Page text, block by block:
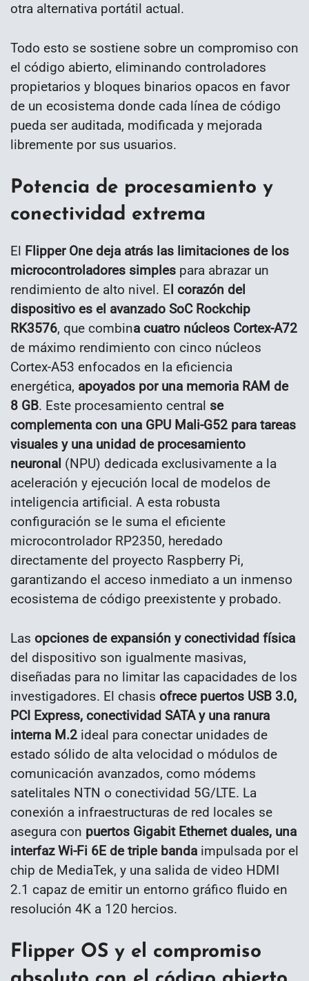
otra alternativa portátil actual.
Todo esto se sostiene sobre un compromiso con
el código abierto, eliminando controladores
propietarios y bloques binarios opacos en favor
de un ecosistema donde cada línea de código
pueda ser auditada, modificada y mejorada
libremente por sus usuarios.
Potencia de procesamiento y
conectividad extrema
El Flipper One deja atrás las limitaciones de los
microcontroladores simples para abrazar un
rendimiento de alto nivel. El corazón del
dispositivo es el avanzado SoC Rockchip
RK3576, que combina cuatro núcleos Cortex-A72
de máximo rendimiento con cinco núcleos
Cortex-A53 enfocados en la eficiencia
energética, apoyados por una memoria RAM de
8 GB. Este procesamiento central se
complementa con una GPU Mali-G52 para tareas
visuales y una unidad de procesamiento
neuronal (NPU) dedicada exclusivamente a la
aceleración y ejecución local de modelos de
inteligencia artificial. A esta robusta
configuración se le suma el eficiente
microcontrolador RP2350, heredado
directamente del proyecto Raspberry Pi,
garantizando el acceso inmediato a un inmenso
ecosistema de código preexistente y probado.
Las opciones de expansión y conectividad física
del dispositivo son igualmente masivas,
diseñadas para no limitar las capacidades de los
investigadores. El chasis ofrece puertos USB 3.0,
PCI Express, conectividad SATA y una ranura
interna M.2 ideal para conectar unidades de
estado sólido de alta velocidad o módulos de
comunicación avanzados, como módems
satelitales NTN o conectividad 5G/LTE. La
conexión a infraestructuras de red locales se
asegura con puertos Gigabit Ethernet duales, una
interfaz Wi-Fi 6E de triple banda impulsada por el
chip de MediaTek, y una salida de video HDMI
2.1 capaz de emitir un entorno gráfico fluido en
resolución 4K a 120 hercios.
Flipper OS y el compromiso